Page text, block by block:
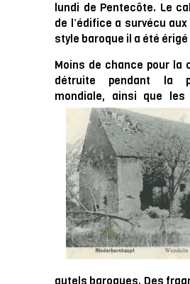
lundi de Pentecôte. Le
de l’édifice a survécu
style baroque il a été érigé
Moins de chance pour la
détruite pendant la
mondiale, ainsi que les
autels baroques. Des